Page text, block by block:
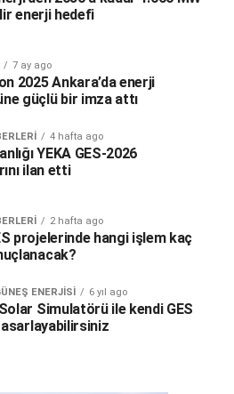
enerji hedefi
7 ay ago
2025 Ankara’da enerji
güçlü bir imza attı
4 hafta ago
YEKA GES-2026
ilan etti
2 hafta ago
projelerinde hangi işlem kaç
ENERJISI 6 yıl ago
Simulatörü ile kendi GES